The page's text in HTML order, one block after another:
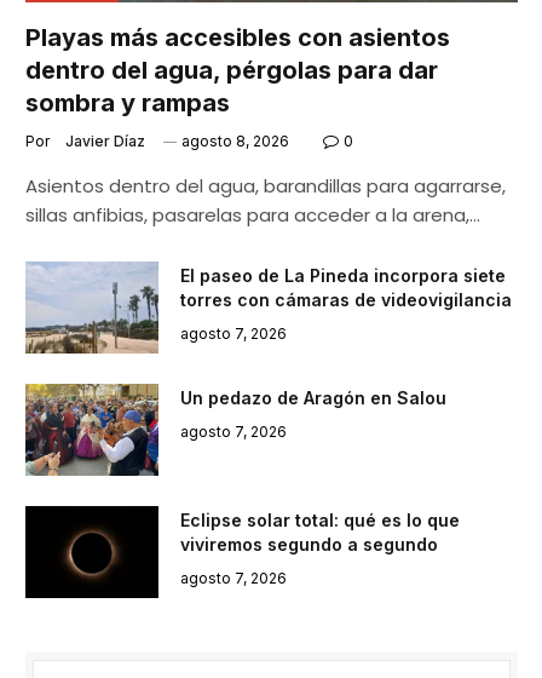
Playas más accesibles con asientos
dentro del agua, pérgolas para dar
sombra y rampas
Por Javier Díaz agosto 8, 2026 0
Asientos dentro del agua, barandillas para agarrarse,
sillas anfibias, pasarelas para acceder a la arena,…
El paseo de La Pineda incorpora siete
torres con cámaras de videovigilancia
agosto 7, 2026
Un pedazo de Aragón en Salou
agosto 7, 2026
Eclipse solar total: qué es lo que
viviremos segundo a segundo
agosto 7, 2026